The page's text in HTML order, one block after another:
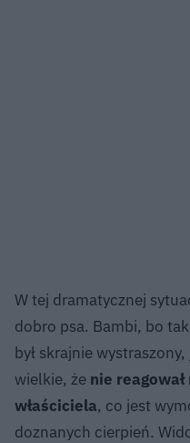
W tej dramatycznej
dobro psa. Bambi, bo
był skrajnie
wielkie, że nie
właściciela, co jest
doznanych cierpień.